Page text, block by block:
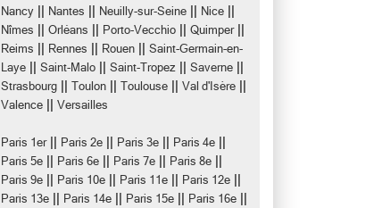
Nancy Nantes Neuilly-sur-Seine Nice
Nîmes Orléans Porto-Vecchio Quimper||
Reims Rennes Rouen
Saint-Germain-en-
Laye
Saint-Malo Saint-Tropez Saverne
Strasbourg Toulon Toulouse Val d'Isère
Valence Versailles
Paris 1er|| Paris 2e Paris 3e Paris 4e
Paris 5e Paris 6e Paris 7e Paris 8e
Paris 9e Paris 10e Paris 11e Paris 12e
Paris 13e Paris 14e Paris 15e Paris 16e